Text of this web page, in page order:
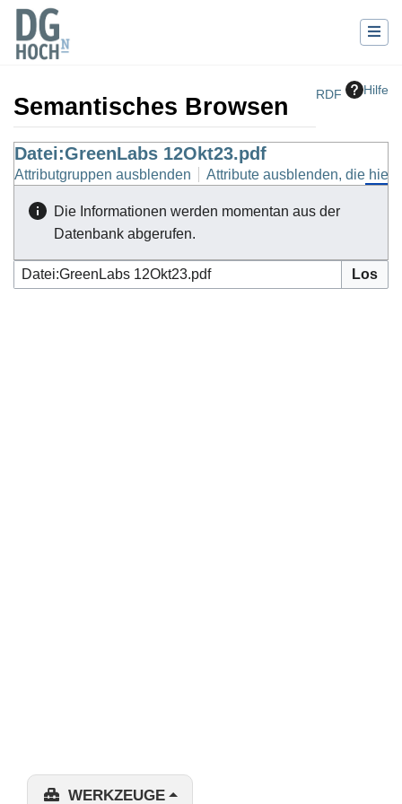
RDF Hilfe
Semantisches Browsen
Wechseln zu:Navigation,Suche
Datei:GreenLabs 12Okt23.pdf
Attributgruppen ausblenden Attribute ausblenden, die
Die Informationen werden momentan aus der
Datenbank abgerufen.
WERKZEUGE